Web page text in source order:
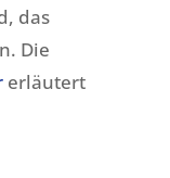
das
Die
erläutert